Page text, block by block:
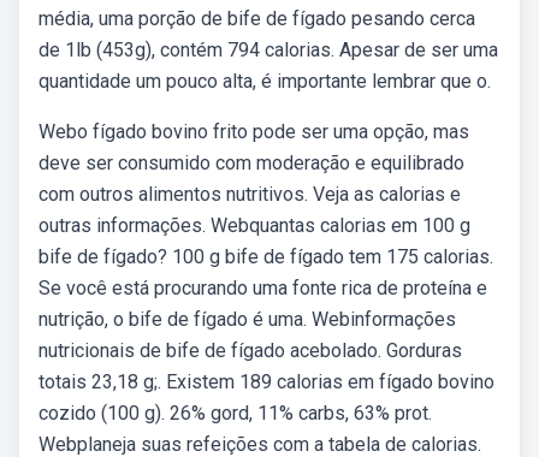
média, uma porção de bife de fígado pesando cerca
de 1lb (453g), contém 794 calorias. Apesar de ser uma
quantidade um pouco alta, é importante lembrar que o.
Webo fígado bovino frito pode ser uma opção, mas
deve ser consumido com moderação e equilibrado
com outros alimentos nutritivos. Veja as calorias e
outras informações. Webquantas calorias em 100 g
bife de fígado? 100 g bife de fígado tem 175 calorias.
Se você está procurando uma fonte rica de proteína e
nutrição, o bife de fígado é uma. Webinformações
nutricionais de bife de fígado acebolado. Gorduras
totais 23,18 g;. Existem 189 calorias em fígado bovino
cozido (100 g). 26% gord, 11% carbs, 63% prot.
Webplaneja suas refeições com a tabela de calorias.